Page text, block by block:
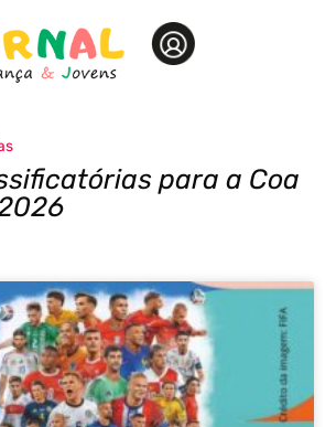
para a Coa